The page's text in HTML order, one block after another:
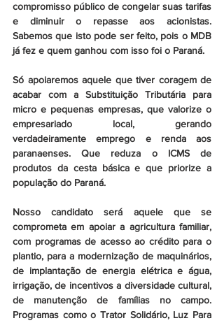
compromisso público de congelar suas tarifas
e diminuir o repasse aos acionistas.
Sabemos que isto pode ser feito, pois o MDB
já fez e quem ganhou com isso foi o Paraná.
Só apoiaremos aquele que tiver coragem de
acabar com a Substituição Tributária para
micro e pequenas empresas, que valorize o
empresariado local, gerando
verdadeiramente emprego e renda aos
paranaenses. Que reduza o ICMS de
produtos da cesta básica e que priorize a
população do Paraná.
Nosso candidato será aquele que se
comprometa em apoiar a agricultura familiar,
com programas de acesso ao crédito para o
plantio, para a modernização de maquinários,
de implantação de energia elétrica e água,
irrigação, de incentivos a diversidade cultural,
de manutenção de famílias no campo.
Programas como o Trator Solidário, Luz Para